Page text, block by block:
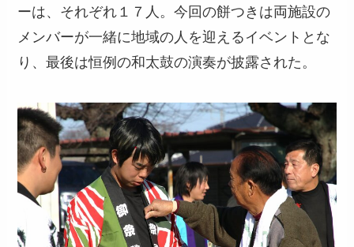
ーは、それぞれ１７人。今回の餅つきは両施設の
メンバーが一緒に地域の人を迎えるイベントとな
り、最後は恒例の和太鼓の演奏が披露された。